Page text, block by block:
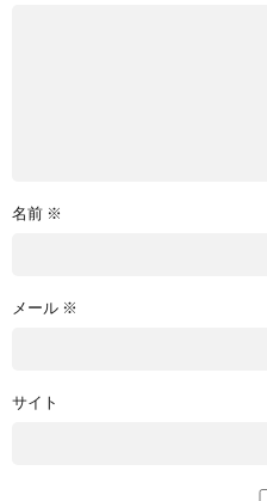
名前 ※
メール ※
サイト